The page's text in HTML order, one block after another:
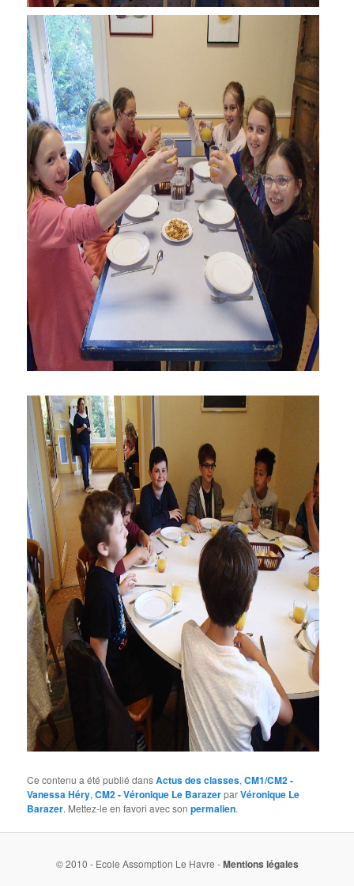
Ce contenu a été publié dansActus des classes,CM1/CM2 -
Vanessa Héry,CM2 - Véronique Le BarazerparVéronique Le
Barazer. Mettez-le en favori avec sonpermalien.
© 2010 - Ecole Assomption Le Havre -Mentions légales